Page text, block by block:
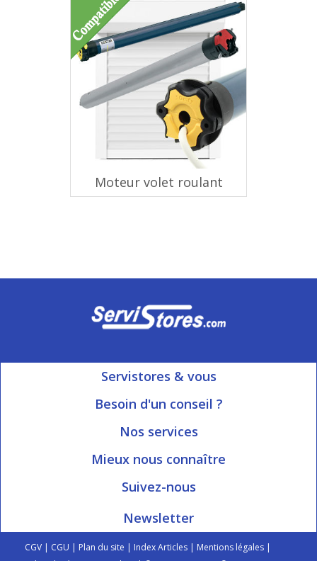
Moteur volet roulant
Servistores & vous
Mon compte
Besoin d'un conseil ?
Ouvert du Lundi au Vendredi
Nos services
Informations livraison
Blog Servistores
Plan du site
Index articles
Mieux nous connaître
Qui sommes-nous?
Engagé avec vous
On parle de nous
Suivez-nous
Newsletter
CGV | CGU | Plan du site | Index Articles | Mentions légales |